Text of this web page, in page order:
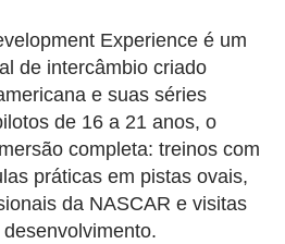
Experience é um
de intercâmbio criado
e suas séries
de 16 a 21 anos, o
completa: treinos com
práticas em pistas ovais,
da NASCAR e visitas